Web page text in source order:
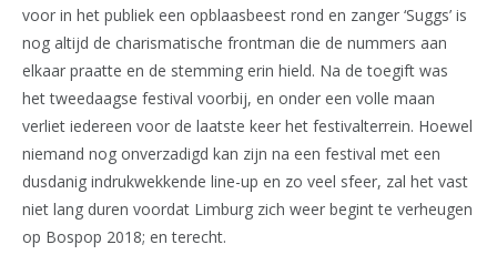
voor in het publiek een opblaasbeest rond en zanger ‘Suggs’ is
nog altijd de charismatische frontman die de nummers aan
elkaar praatte en de stemming erin hield. Na de toegift was
het tweedaagse festival voorbij, en onder een volle maan
verliet iedereen voor de laatste keer het festivalterrein. Hoewel
niemand nog onverzadigd kan zijn na een festival met een
dusdanig indrukwekkende line-up en zo veel sfeer, zal het vast
niet lang duren voordat Limburg zich weer begint te verheugen
op Bospop 2018; en terecht.